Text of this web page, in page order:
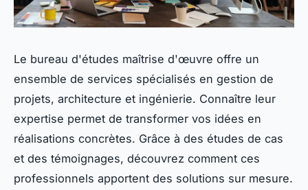
Le bureau d'études maîtrise d'œuvre offre un
ensemble de services spécialisés en gestion de
projets, architecture et ingénierie. Connaître leur
expertise permet de transformer vos idées en
réalisations concrètes. Grâce à des études de cas
et des témoignages, découvrez comment ces
professionnels apportent des solutions sur mesure.